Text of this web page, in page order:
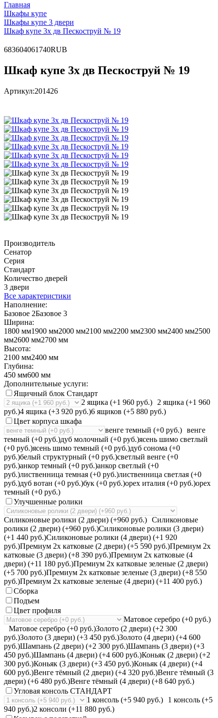
Главная
Шкафы купе
Шкафы купе 3 двери
Шкаф купе 3х дв Пескоструй № 19
683604061740RUB
Шкаф купе 3х дв Пескоструй № 19
Артикул:201426
Производитель
Сенатор
Серия
Стандарт
Количество дверей
3 двери
Все характеристики
Наполнение:
Базовое 2Базовое 3
Ширина:
1800 мм1900 мм2000 мм2100 мм2200 мм2300 мм2400 мм2500
мм2600 мм2700 мм
Высота:
2100 мм2400 мм
Глубина:
450 мм600 мм
Дополнительные услуги:
Ящичный блок Стандарт
2 ящика (+1 960 руб.)
2 ящика (+1 960
руб.)4 ящика (+3 920 руб.)6 ящиков (+5 880 руб.)
Цвет корпуса шкафа
венге темный (+0 руб.) венге
темный (+0 руб.)дуб молочный (+0 руб.)ясень шимо светлый
(+0 руб.)ясень шимо темный (+0 руб.)дуб сонома (+0
руб.)белый структурный (+0 руб.)светлый венге (+0
руб.)анкор темный (+0 руб.)анкор светлый (+0
руб.)лиственница темная (+0 руб.)лиственница светлая (+0
руб.)дуб вотан (+0 руб.)бук (+0 руб.)орех италия (+0 руб.)орех
темный (+0 руб.)
Улучшенные ролики
Силиконовые ролики (2 двери) (+960 руб.) Силиконовые
ролики (2 двери) (+960 руб.)Силиконовые ролики (3 двери)
(+1 440 руб.)Силиконовые ролики (4 двери) (+1 920
руб.)Премиум 2х катковые (2 двери) (+5 590 руб.)Премиум 2х
катковые (3 двери) (+8 390 руб.)Премиум 2х катковые (4
двери) (+11 180 руб.)Премиум 2х катковые зеленые (2 двери)
(+5 700 руб.)Премиум 2х катковые зеленые (3 двери) (+8 550
руб.)Премиум 2х катковые зеленые (4 двери) (+11 400 руб.)
Сборка
Подъем
Цвет профиля
Матовое серебро (+0 руб.)
Матовое серебро (+0 руб.)Золото (2 двери) (+2 300
руб.)Золото (3 двери) (+3 450 руб.)Золото (4 двери) (+4 600
руб.)Шампань (2 двери) (+2 300 руб.)Шампань (3 двери) (+3
450 руб.)Шампань (4 двери) (+4 600 руб.)Коньяк (2 двери) (+2
300 руб.)Коньяк (3 двери) (+3 450 руб.)Коньяк (4 двери) (+4
600 руб.)Венге тёмный (2 двери) (+4 320 руб.)Венге тёмный (3
двери) (+6 480 руб.)Венге тёмный (4 двери) (+8 640 руб.)
Угловая консоль СТАНДАРТ
1 консоль (+5 940 руб.)
1 консоль (+5
940 руб.)2 консоли (+11 880 руб.)